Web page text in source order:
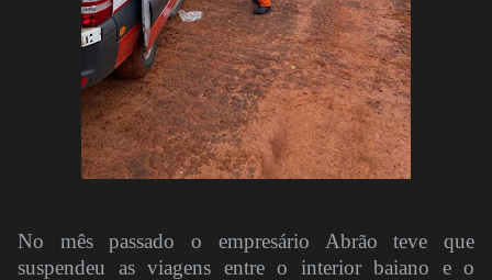
No mês passado o empresário Abrão teve que
suspendeu as viagens entre o interior baiano e o